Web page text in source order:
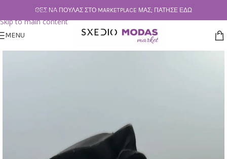
Skip to navigation
Skip to main content
ΘΕΣ ΝΑ ΠΟΥΛΆΣ ΣΤΟ MARKETPLACE ΜΑΣ; ΠΆΤΗΣΕ ΕΔΏ
MENU